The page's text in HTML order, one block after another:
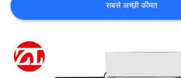
एक
उद्धरण
की
सबसे अच्छी कीमत